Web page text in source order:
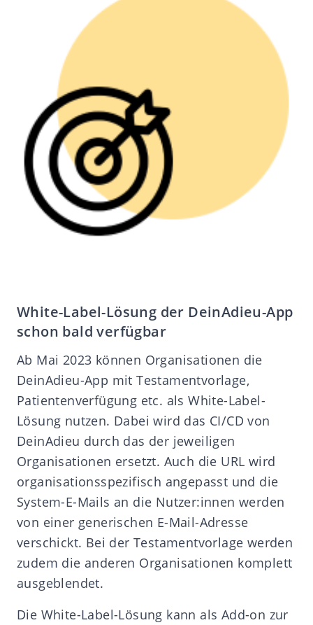
White-Label-Lösung der DeinAdieu-App
schon bald verfügbar
Ab Mai 2023 können Organisationen die
DeinAdieu-App mit Testamentvorlage,
Patientenverfügung etc. als White-Label-
Lösung nutzen. Dabei wird das CI/CD von
DeinAdieu durch das der jeweiligen
Organisationen ersetzt. Auch die URL wird
organisationsspezifisch angepasst und die
System-E-Mails an die Nutzer:innen werden
von einer generischen E-Mail-Adresse
verschickt. Bei der Testamentvorlage werden
zudem die anderen Organisationen komplett
ausgeblendet.
Die White-Label-Lösung kann als Add-on zur